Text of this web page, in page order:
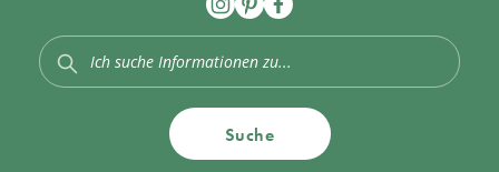
Suche